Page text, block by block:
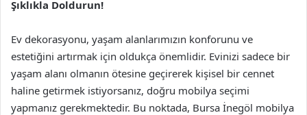
Şıklıkla Doldurun!
Ev dekorasyonu, yaşam alanlarımızın konforunu ve
estetiğini artırmak için oldukça önemlidir. Evinizi sadece bir
yaşam alanı olmanın ötesine geçirerek kişisel bir cennet
haline getirmek istiyorsanız, doğru mobilya seçimi
yapmanız gerekmektedir. Bu noktada, Bursa İnegöl mobilya